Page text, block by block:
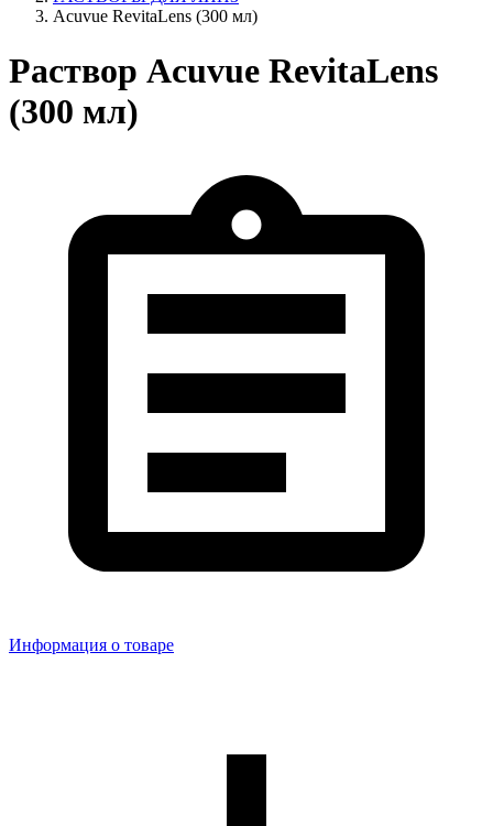
Acuvue RevitaLens (300 мл)
Раствор Acuvue RevitaLens
(300 мл)
Информация о товаре